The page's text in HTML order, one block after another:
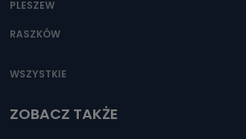
PLESZEW
RASZKÓW
WSZYSTKIE
ZOBACZ TAKŻE